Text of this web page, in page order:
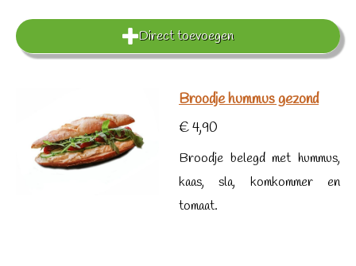
Direct toevoegen
Broodje hummus gezond
€ 4,90
Broodje belegd met hummus,
kaas, sla, komkommer en
tomaat.